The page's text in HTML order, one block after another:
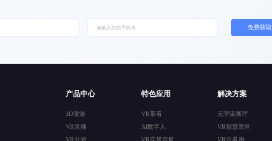
免费获取
产品中心
3D漫游
VR直播
VR云游
特色应用
VR带看
AI数字人
VR实景导航
解决方案
元宇宙展厅
VR智慧景区
VR云看房